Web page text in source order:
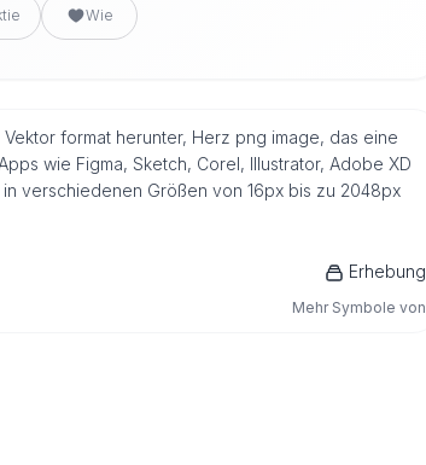
Wie
format herunter, Herz png image, das eine
wie Figma, Sketch, Corel, Illustrator, Adobe XD
verschiedenen Größen von 16px bis zu 2048px
Erhebung
Mehr Symbole von